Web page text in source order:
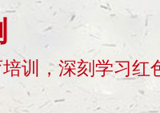
训，深刻学习红